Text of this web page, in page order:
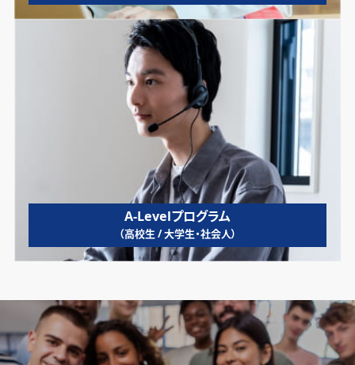
A-Levelプログラム
（高校生 / 大学生・社会人）